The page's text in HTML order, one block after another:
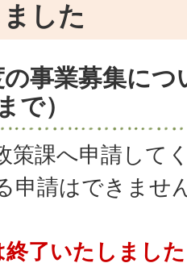
した
事業募集につ
で）
策課へ申請して
申請はできませ
終了いたしまし